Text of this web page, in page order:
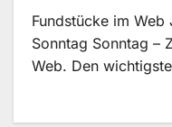
Fundstücke im Web
Sonntag Sonntag –
Web. Den